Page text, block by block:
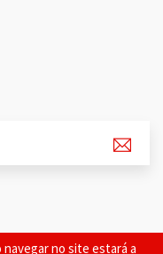
no site estará a
reservados.